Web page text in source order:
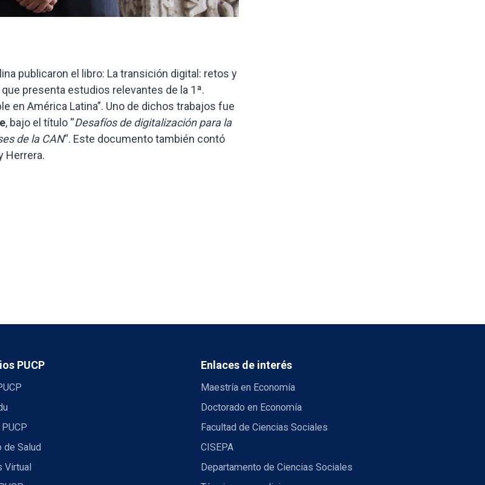
publicaron el libro: La transición digital: retos y
presenta estudios relevantes de la 1ª.
en América Latina”. Uno de dichos trabajos fue
, bajo el título “Desafíos de digitalización para la
de la CAN“. Este documento también contó
Herrera.
PUCP
de Salud
Virtual
Enlaces de interés
Maestría en Economía
Doctorado en Economía
Facultad de Ciencias Sociales
CISEPA
Departamento de Ciencias Sociales